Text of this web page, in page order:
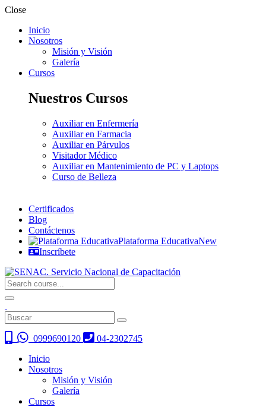
Close
Inicio
Nosotros
Misión y Visión
Galería
Cursos
Nuestros Cursos
Auxiliar en Enfermería
Auxiliar en Farmacia
Auxiliar en Párvulos
Visitador Médico
Auxiliar en Mantenimiento de PC y Laptops
Curso de Belleza
Certificados
Blog
Contáctenos
Plataforma EducativaNew
Inscríbete
0999690120
04-2302745
Inicio
Nosotros
Misión y Visión
Galería
Cursos